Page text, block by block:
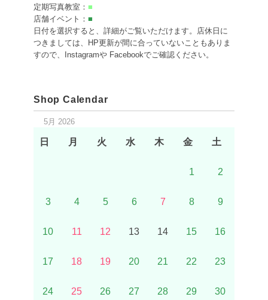
定期写真教室： ■
店舗イベント： ■
日付を選択すると、詳細がご覧いただけます。店休日に
つきましては、HP更新が間に合っていないこともありま
すので、Instagramや Facebookでご確認ください。
Shop Calendar
5月 2026
日 月 火 水 木 金 土
1 2
3 4 5 6 7 8 9
10 11 12 13 14 15 16
17 18 19 20 21 22 23
24 25 26 27 28 29 30